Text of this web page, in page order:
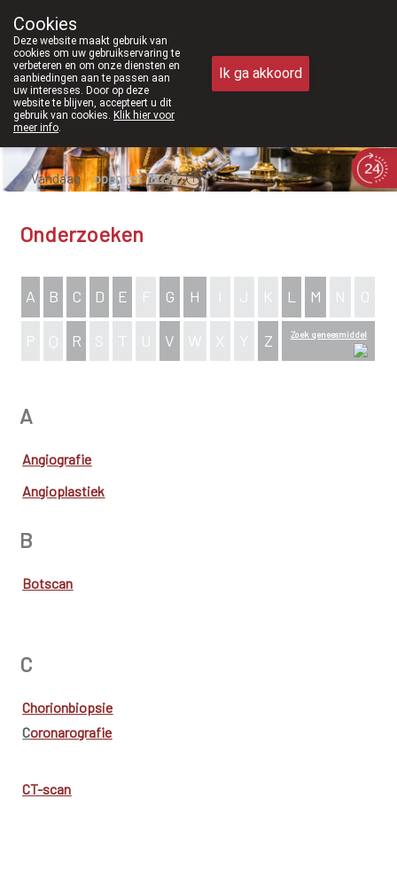
we voortaan ook weer op zaterdag open van 8u30 tot 12u30.
011/610300
Vandaag open tot 18u30
Onderzoeken
A B C D E F G H I J K L M N O
P Q R S T U V W X Y Z Zoek geneesmiddel
A
Angiografie
Angioplastiek
B
Botscan
C
Chorionbiopsie
Coronarografie
CT-scan
Cookies
Deze website maakt gebruik van
cookies om uw gebruikservaring te
verbeteren en om onze diensten en
aanbiedingen aan te passen aan
uw interesses. Door op deze
website te blijven, accepteert u dit
gebruik van cookies. Klik hier voor
meer info.
Ik ga akkoord